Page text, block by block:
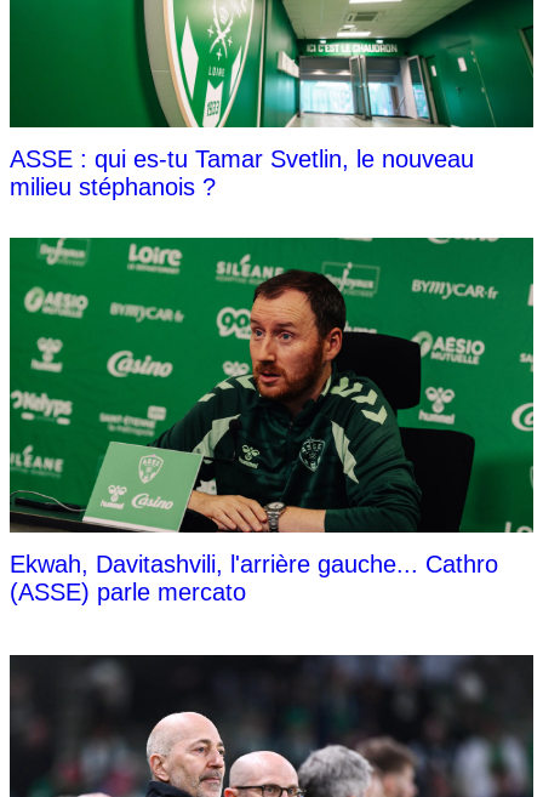
ASSE : qui es-tu Tamar Svetlin, le nouveau
milieu stéphanois ?
Ekwah, Davitashvili, l'arrière gauche... Cathro
(ASSE) parle mercato